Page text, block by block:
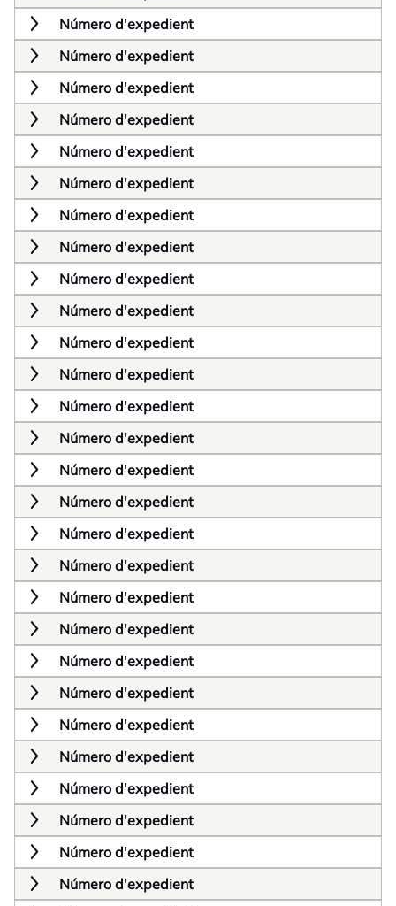
Número d'expedient
Número d'expedient
Número d'expedient
Número d'expedient
Número d'expedient
Número d'expedient
Número d'expedient
Número d'expedient
Número d'expedient
Número d'expedient
Número d'expedient
Número d'expedient
Número d'expedient
Número d'expedient
Número d'expedient
Número d'expedient
Número d'expedient
Número d'expedient
Número d'expedient
Número d'expedient
Número d'expedient
Número d'expedient
Número d'expedient
Número d'expedient
Número d'expedient
Número d'expedient
Número d'expedient
Número d'expedient